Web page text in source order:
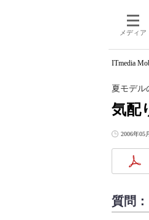
メディア
ITmedia
気配
夏モデル
2006年05
質問